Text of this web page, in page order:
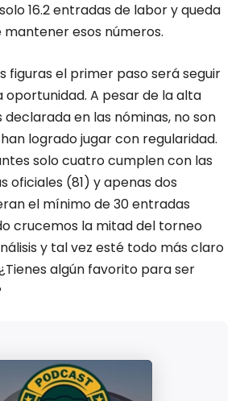
16.2 entradas de labor y queda
mantener esos números.
figuras el primer paso será seguir
A pesar de la alta
en las nóminas, no son
logrado jugar con regularidad.
solo cuatro cumplen con las
oficiales (81) y apenas dos
el mínimo de 30 entradas
crucemos la mitad del torneo
y tal vez esté todo más claro
algún favorito para ser